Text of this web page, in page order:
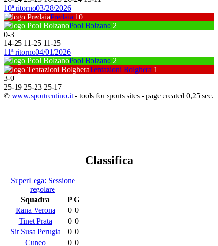
10ª ritorno03/28/2026
Predaia 10
Pool Bolzano 2
0-3
14-25 11-25 11-25
11ª ritorno04/01/2026
Pool Bolzano 2
Tentazioni Bolghera 1
3-0
25-19 25-23 25-17
© www.sportrentino.it - tools for sports sites - page created 0,25 sec.
Classifica
SuperLega: Sessione
regolare
Squadra
P G
Rana Verona
0 0
Tinet Prata
0 0
Sir Susa Perugia
0 0
Cuneo
0 0